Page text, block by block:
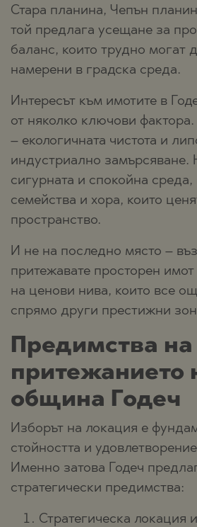
Стара планина, Чепън
той предлага усещане за
баланс, които трудно могат
намерени в градска среда.
Интересът към имотите в
от няколко ключови
– екологичната чистота и
индустриално замърсяване.
сигурната и спокойна
семейства и хора, които
пространство.
И не на последно място –
притежавате просторен
на ценови нива, които все
спрямо други престижни
Предимства на
притежанието
община Годеч
Изборът на локация е
стойността и
Именно затова Годеч
стратегически предимства:
Стратегическа локация